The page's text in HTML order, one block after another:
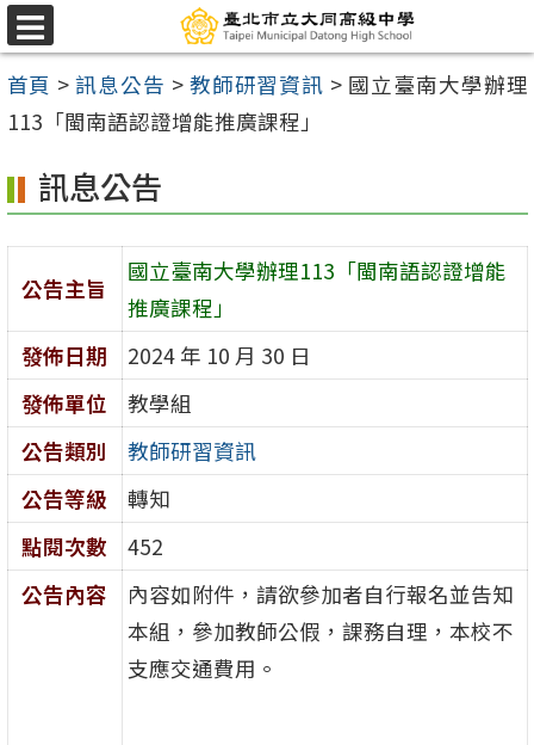
跳
至
主
要
容
區
選
單
首頁 >訊息公告 > 教師研習資訊 > 國立臺南大學辦理
113「閩南語認證增能推廣課程」
訊息公告
公告主旨
國立臺南大學辦理113「閩南語認證增能
推廣課程」
發佈日期
2024 年 10 月 30 日
發佈單位
教學組
公告類別
教師研習資訊
公告等級
轉知
點閱次數
452
公告內容
內容如附件，請欲參加者自行報名並告知
本組，參加教師公假，課務自理，本校不
支應交通費用。